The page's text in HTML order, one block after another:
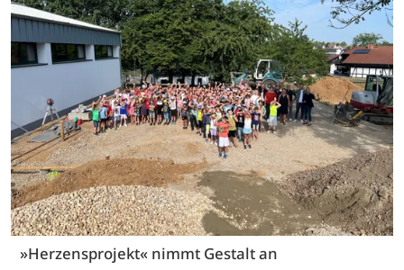
»Herzensprojekt« nimmt Gestalt an